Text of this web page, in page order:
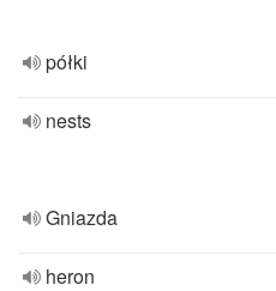
półki
nests
Gniazda
heron